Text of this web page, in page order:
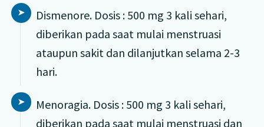
Dismenore. Dosis : 500 mg 3 kali sehari,
diberikan pada saat mulai menstruasi
ataupun sakit dan dilanjutkan selama 2-3
hari.
Menoragia. Dosis : 500 mg 3 kali sehari,
diberikan pada saat mulai menstruasi dan